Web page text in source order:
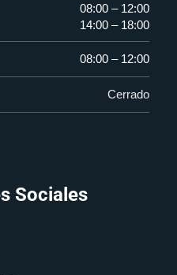
08:00 – 12:00
14:00 – 18:00
08:00 – 12:00
Cerrado
Sociales